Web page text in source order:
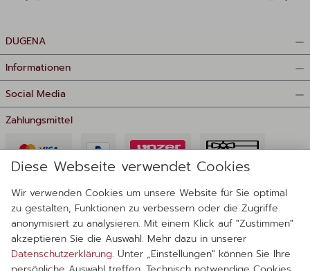
DUGENA
Informationen
Social Media
Zahlungsmittel
Lieferanten
Diese Webseite verwendet Cookies
Wir verwenden Cookies um unsere Website für Sie optimal
zu gestalten, Funktionen zu verbessern oder die Zugriffe
anonymisiert zu analysieren. Mit einem Klick auf "Zustimmen"
akzeptieren Sie die Auswahl. Mehr dazu in unserer
Datenschutzerklärung. Unter „Einstellungen" können Sie Ihre